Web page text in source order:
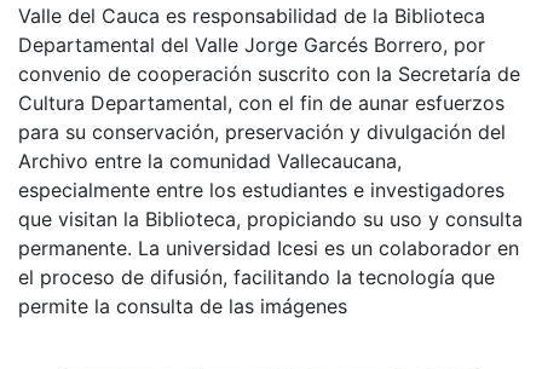
Valle del Cauca es responsabilidad de la Biblioteca
Departamental del Valle Jorge Garcés Borrero, por
convenio de cooperación suscrito con la Secretaría de
Cultura Departamental, con el fin de aunar esfuerzos
para su conservación, preservación y divulgación del
Archivo entre la comunidad Vallecaucana,
especialmente entre los estudiantes e investigadores
que visitan la Biblioteca, propiciando su uso y consulta
permanente. La universidad Icesi es un colaborador en
el proceso de difusión, facilitando la tecnología que
permite la consulta de las imágenes